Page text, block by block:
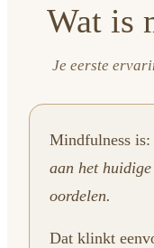
Wat is
Je eerste
Mindfulness is:
aan het
oordelen.
Dat klinkt